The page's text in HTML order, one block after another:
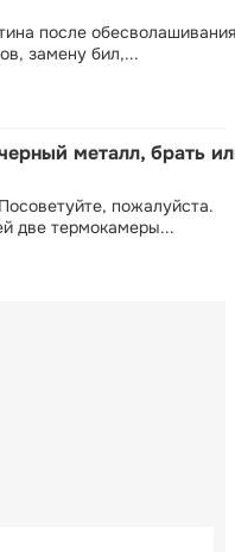
после
замену бил,...
металл, брать
пожалуйста.
две термокамеры...